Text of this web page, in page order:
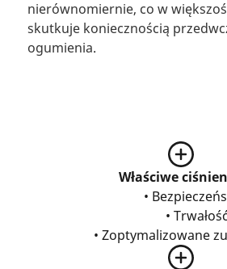
nierównomiernie, co w
skutkuje koniecznością
ogumienia.
Właściwe
•
• Trwałość
• Zoptymalizowane